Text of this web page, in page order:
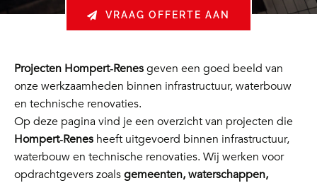
VRAAG OFFERTE AAN
Projecten Hompert‑Renesgeven een goed beeld van
onze werkzaamheden binnen infrastructuur, waterbouw
en technische renovaties.
Op deze pagina vind je een overzicht van projecten die
Hompert‑Renesheeft uitgevoerd binnen infrastructuur,
waterbouw en technische renovaties. Wij werken voor
opdrachtgevers zoalsgemeenten, waterschappen,